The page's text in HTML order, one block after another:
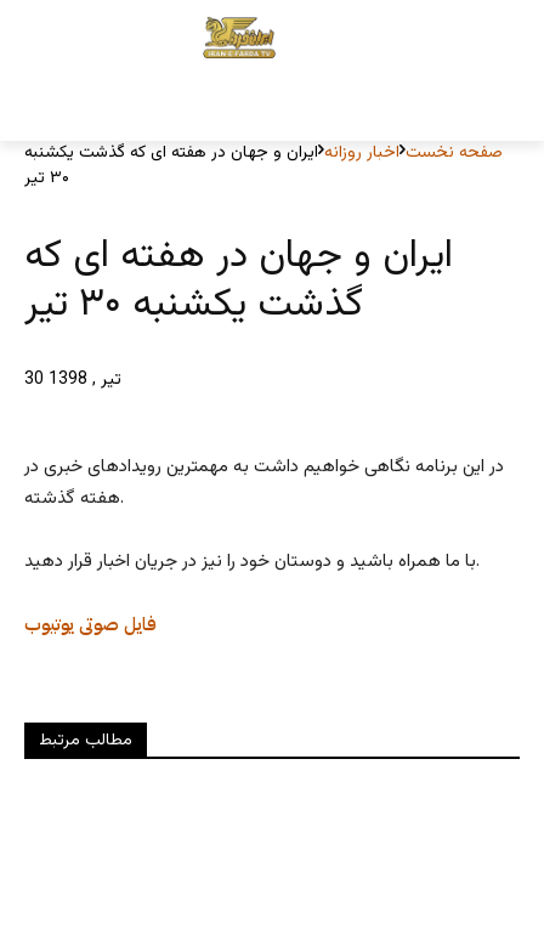
صفحه نخست اخبار روزانه ایران و جهان در هفته ای که گذشت یکشنبه
۳۰ تیر
ایران و جهان در هفته ای که
گذشت یکشنبه ۳۰ تیر
30 تیر , 1398
در این برنامه نگاهی خواهیم داشت به مهمترین رویدادهای خبری در
هفته گذشته.
با ما همراه باشید و دوستان خود را نیز در جریان اخبار قرار دهید.
یوتیوب فایل صوتی
مطالب مرتبط